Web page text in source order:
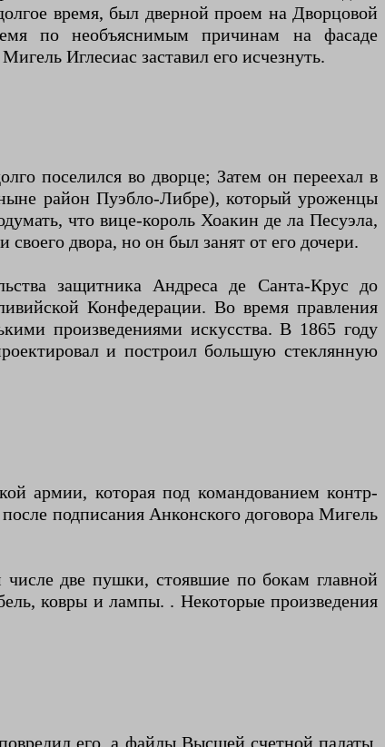
время, был дверной проем на Дворцовой
по необъяснимым причинам на фасаде
Иглесиас заставил его исчезнуть.
поселился во дворце; Затем он переехал в
район Пуэбло-Либре), который уроженцы
что вице-король Хоакин де ла Песуэла,
двора, но он был занят от его дочери.
защитника Андреса де Санта-Крус до
Конфедерации. Во время правления
произведениями искусства. В 1865 году
и построил большую стеклянную
армии, которая под командованием контр-
подписания Анконского договора Мигель
две пушки, стоявшие по бокам главной
ковры и лампы. . Некоторые произведения
его, а файлы Высшей счетной палаты,